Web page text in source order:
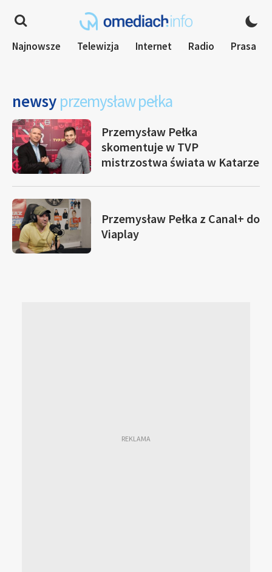
Najnowsze Telewizja Internet Radio Prasa
newsy przemysław pełka
Przemysław Pełka
skomentuje w TVP
mistrzostwa świata w Katarze
Przemysław Pełka z Canal+ do
Viaplay